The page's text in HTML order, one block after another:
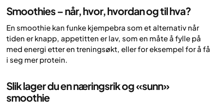
Smoothies – når, hvor, hvordan og til hva?
En smoothie kan funke kjempebra som et alternativ når
tiden er knapp, appetitten er lav, som en måte å fylle på
med energi etter en treningsøkt, eller for eksempel for å få
i seg mer protein.
Slik lager du en næringsrik og «sunn»
smoothie